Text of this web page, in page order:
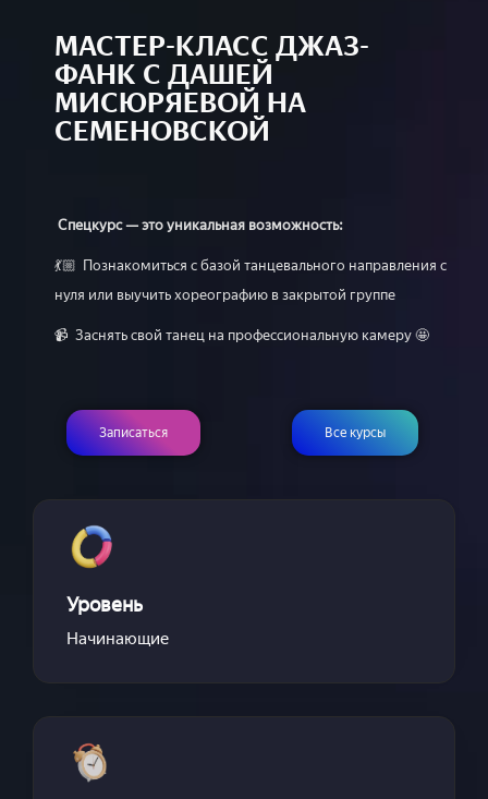
МАСТЕР-КЛАСС ДЖАЗ-
ФАНК С ДАШЕЙ
МИСЮРЯЕВОЙ НА
СЕМЕНОВСКОЙ
Спецкурс — это уникальная возможность:
💃🏼 Познакомиться с базой танцевального направления с
нуля или выучить хореографию в закрытой группе
📹 Заснять свой танец на профессиональную камеру 🤩
Записаться Все курсы
Уровень
Начинающие